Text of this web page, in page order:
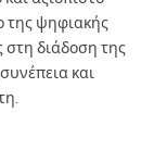
της ψηφιακής
διάδοση της
και